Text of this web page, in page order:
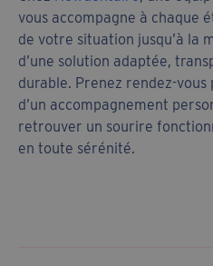
vous accompagne à chaque
de votre situation jusqu’à la
d’une solution adaptée,
durable. Prenez rendez-
d’un accompagnement
retrouver un sourire
en toute sérénité.